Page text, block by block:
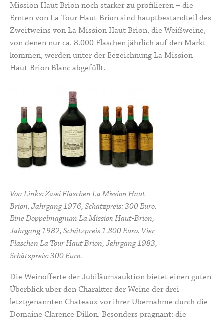
Mission Haut Brion noch stärker zu profilieren – die
Ernten von La Tour Haut-Brion sind hauptbestandteil des
Zweitweins von La Mission Haut Brion, die Weißweine,
von denen nur ca. 8.000 Flaschen jährlich auf den Markt
kommen, werden unter der Bezeichnung La Mission
Haut-Brion Blancabgefüllt.
Von Links: Zwei Flaschen La Mission Haut-
Brion, Jahrgang 1976, Schätzpreis: 300 Euro.
Eine Doppelmagnum La Mission Haut-Brion,
Jahrgang 1982, Schätzpreis 1.800 Euro. Vier
Flaschen La Tour Haut Brion, Jahrgang 1983,
Schätzpreis: 300 Euro.
Die Weinofferte der Jubiläumsauktion bietet einen guten
Überblick über den Charakter der Weine der drei
letztgenannten Chateaux vor ihrer Übernahme durch die
Domaine Clarence Dillon. Besonders prägnant: die